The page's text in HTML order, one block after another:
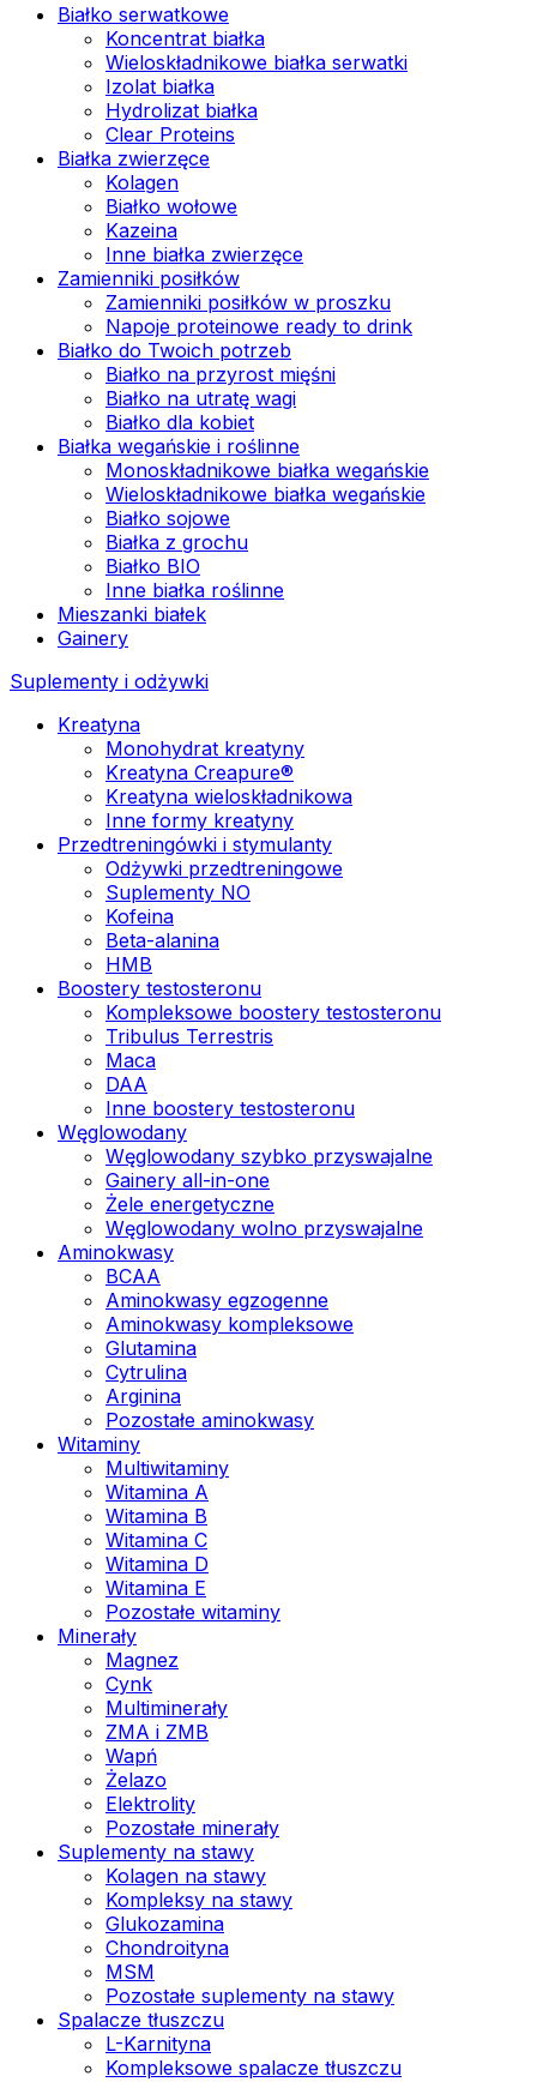
Białko serwatkowe
Koncentrat białka
Wieloskładnikowe białka serwatki
Izolat białka
Hydrolizat białka
Clear Proteins
Białka zwierzęce
Kolagen
Białko wołowe
Kazeina
Inne białka zwierzęce
Zamienniki posiłków
Zamienniki posiłków w proszku
Napoje proteinowe ready to drink
Białko do Twoich potrzeb
Białko na przyrost mięśni
Białko na utratę wagi
Białko dla kobiet
Białka wegańskie i roślinne
Monoskładnikowe białka wegańskie
Wieloskładnikowe białka wegańskie
Białko sojowe
Białka z grochu
Białko BIO
Inne białka roślinne
Mieszanki białek
Gainery
Suplementy i odżywki
Kreatyna
Monohydrat kreatyny
Kreatyna Creapure®
Kreatyna wieloskładnikowa
Inne formy kreatyny
Przedtreningówki i stymulanty
Odżywki przedtreningowe
Suplementy NO
Kofeina
Beta-alanina
HMB
Boostery testosteronu
Kompleksowe boostery testosteronu
Tribulus Terrestris
Maca
DAA
Inne boostery testosteronu
Węglowodany
Węglowodany szybko przyswajalne
Gainery all-in-one
Żele energetyczne
Węglowodany wolno przyswajalne
Aminokwasy
BCAA
Aminokwasy egzogenne
Aminokwasy kompleksowe
Glutamina
Cytrulina
Arginina
Pozostałe aminokwasy
Witaminy
Multiwitaminy
Witamina A
Witamina B
Witamina C
Witamina D
Witamina E
Pozostałe witaminy
Minerały
Magnez
Cynk
Multiminerały
ZMA i ZMB
Wapń
Żelazo
Elektrolity
Pozostałe minerały
Suplementy na stawy
Kolagen na stawy
Kompleksy na stawy
Glukozamina
Chondroityna
MSM
Pozostałe suplementy na stawy
Spalacze tłuszczu
L-Karnityna
Kompleksowe spalacze tłuszczu